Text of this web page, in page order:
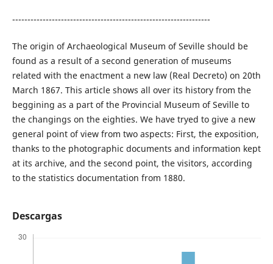
-----------------------------------------------------------------
The origin of Archaeological Museum of Seville should be
found as a result of a second generation of museums
related with the enactment a new law (Real Decreto) on 20th
March 1867. This article shows all over its history from the
beggining as a part of the Provincial Museum of Seville to
the changings on the eighties. We have tryed to give a new
general point of view from two aspects: First, the exposition,
thanks to the photographic documents and information kept
at its archive, and the second point, the visitors, according
to the statistics documentation from 1880.
Descargas